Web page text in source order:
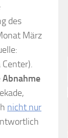
des
März
Abnahme
nicht nur